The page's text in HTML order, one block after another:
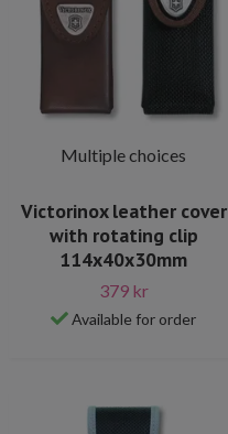
Multiple choices
Victorinox leather cover
with rotating clip
114x40x30mm
379 kr
Available for order